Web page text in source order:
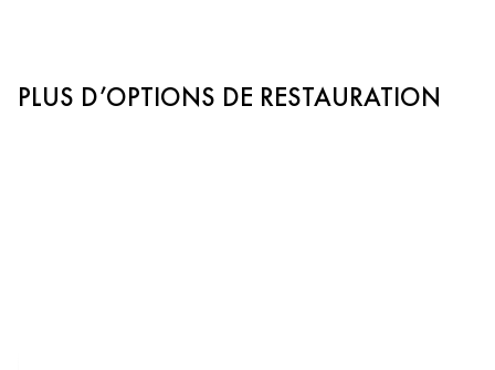
PLUS D’OPTIONS DE RESTAURATION